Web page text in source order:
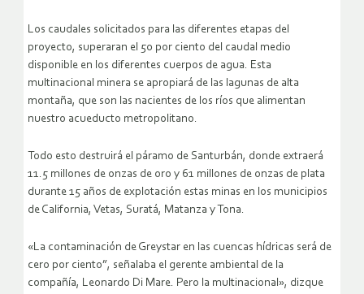
Los caudales solicitados para las diferentes etapas del
proyecto, superaran el 50 por ciento del caudal medio
disponible en los diferentes cuerpos de agua. Esta
multinacional minera se apropiará de las lagunas de alta
montaña, que son las nacientes de los ríos que alimentan
nuestro acueducto metropolitano.
Todo esto destruirá el páramo de Santurbán, donde extraerá
11.5 millones de onzas de oro y 61 millones de onzas de plata
durante 15 años de explotación estas minas en los municipios
de California, Vetas, Suratá, Matanza y Tona.
«La contaminación de Greystar en las cuencas hídricas será de
cero por ciento”, señalaba el gerente ambiental de la
compañía, Leonardo Di Mare. Pero la multinacional», dizque